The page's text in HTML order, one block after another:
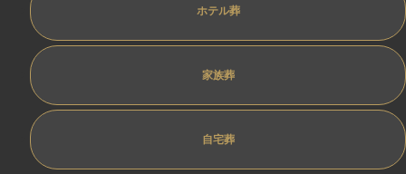
ホテル葬
家族葬
自宅葬